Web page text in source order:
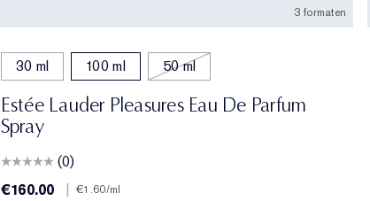
3 formaten
30 ml 100 ml 50 ml
Estée Lauder Pleasures Eau De Parfum
Spray
(0)
€160.00
€1.60/ml